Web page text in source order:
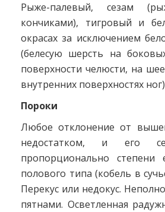
Рыже-палевый, сезам
кончиками), тигровый и
окрасах за исключением
(белесую шерсть на
поверхности челюсти, на
внутренних поверхностях
Пороки
Любое отклонение от
недостатком, и его
пропорционально
полового типа (кобель в
Перекус или недокус.
пятнами. Осветленная